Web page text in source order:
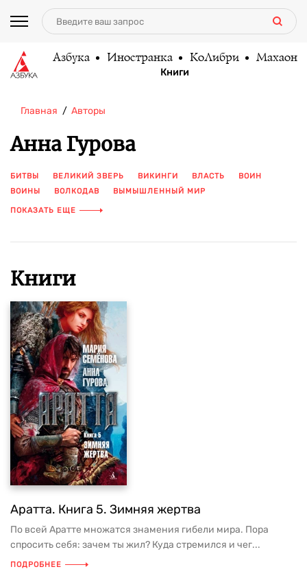
Азбука Иностранка КоЛибри Махаон
Книги
Главная Авторы
Анна Гурова
БИТВЫ ВЕЛИКИЙ ЗВЕРЬ ВИКИНГИ ВЛАСТЬ
ВОИН
ВОИНЫ
ВОЛКОДАВ
ВЫМЫШЛЕННЫЙ МИР
ДРЕВНИЕ ПЛЕМЕНА
ПОКАЗАТЬ ЕЩЕ
Книги
Аратта. Книга 5. Зимняя жертва
По всей Аратте множатся знамения гибели мира. Пора
спросить себя: зачем ты жил? Куда стремился и чег...
ПОДРОБНЕЕ